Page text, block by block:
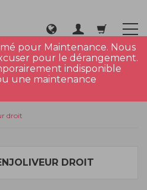
pour Maintenance. Nous
pour le dérangement.
indisponible
une maintenance
droit
DROIT